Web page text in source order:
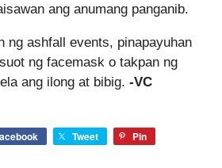
ang anumang panganib.
ng ashfall events, pinapayuhan
ng facemask o takpan ng
ang ilong at bibig. -VC
Tweet
Pin